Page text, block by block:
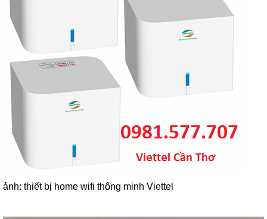
ảnh: thiết bị home wifi thông minh Viettel